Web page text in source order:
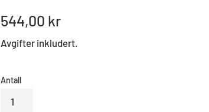
Standard
544,00 kr
Avgifter inkludert.
Antall